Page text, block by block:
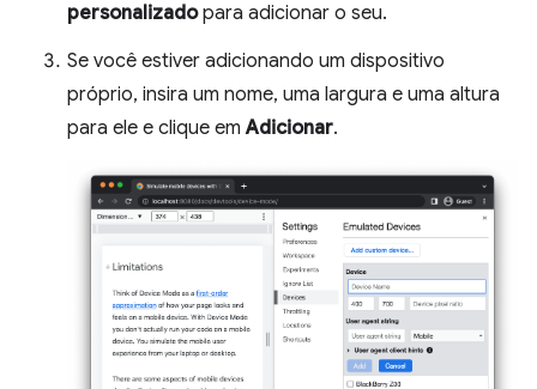
personalizadopara adicionar o seu.
Se você estiver adicionando um dispositivo
próprio, insira um nome, uma largura e uma altura
para ele e clique emAdicionar.